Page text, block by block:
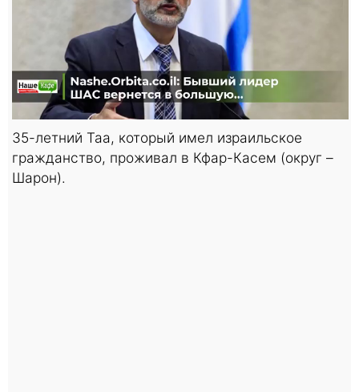
35-летний Таа, который имел израильское
гражданство, проживал в Кфар-Касем (округ –
Шарон).